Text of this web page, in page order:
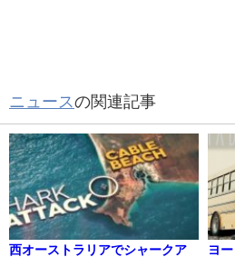
ニュースの関連記事
西オーストラリアでシャークア ヨ